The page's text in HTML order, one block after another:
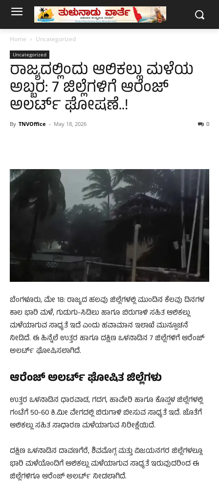
Home Uncategorized
Uncategorized
ರಾಜ್ಯದಲ್ಲಿಂದು ಆಲಿಕಲ್ಲು ಮಳೆಯ
ಅಬ್ಬರ: 7 ಜಿಲ್ಲೆಗಳಿಗೆ ಆರೆಂಜ್
ಅಲರ್ಟ್ ಘೋಷಣೆ..!
By TNVOffice - May 18, 2026 0
ಬೆಂಗಳೂರು, ಮೇ 18: ರಾಜ್ಯದ ಹಲವು ಜಿಲ್ಲೆಗಳಲ್ಲಿ ಮುಂದಿನ ಕೆಲವು ದಿನಗಳ
ಕಾಲ ಭಾರಿ ಮಳೆ, ಗುಡುಗು-ಸಿಡಿಲು ಹಾಗೂ ಬಿರುಗಾಳಿ ಸಹಿತ ಆಲಿಕಲ್ಲು
ಮಳೆಯಾಗುವ ಸಾಧ್ಯತೆ ಇದೆ ಎಂದು ಹವಾಮಾನ ಇಲಾಖೆ ಮುನ್ಸೂಚನೆ
ನೀಡಿದೆ. ಈ ಹಿನ್ನೆಲೆ ಉತ್ತರ ಹಾಗೂ ದಕ್ಷಿಣ ಒಳನಾಡಿನ 7 ಜಿಲ್ಲೆಗಳಿಗೆ ಆರೆಂಜ್
ಅಲರ್ಟ್ ಘೋಷಿಸಲಾಗಿದೆ.
ಆರೆಂಜ್ ಅಲರ್ಟ್ ಘೋಷಿತ ಜಿಲ್ಲೆಗಳು
ಉತ್ತರ ಒಳನಾಡಿನ ಧಾರವಾಡ, ಗದಗ, ಹಾವೇರಿ ಹಾಗೂ ಕೊಪ್ಪಳ ಜಿಲ್ಲೆಗಳಲ್ಲಿ
ಗಂಟೆಗೆ 50-60 ಕಿ.ಮೀ ವೇಗದಲ್ಲಿ ಬಿರುಗಾಳಿ ಬೀಸುವ ಸಾಧ್ಯತೆ ಇದೆ. ಜೊತೆಗೆ
ಆಲಿಕಲ್ಲು ಸಹಿತ ಸಾಧಾರಣ ಮಳೆಯಾಗುವ ನಿರೀಕ್ಷೆಯಿದೆ.
ದಕ್ಷಿಣ ಒಳನಾಡಿನ ದಾವಣಗೆರೆ, ಶಿವಮೊಗ್ಗ ಮತ್ತು ವಿಜಯನಗರ ಜಿಲ್ಲೆಗಳಲ್ಲೂ
ಭಾರಿ ಮಳೆಯೊಂದಿಗೆ ಆಲಿಕಲ್ಲು ಮಳೆಯಾಗುವ ಸಾಧ್ಯತೆ ಇರುವುದರಿಂದ ಈ
ಜಿಲ್ಲೆಗಳಿಗೂ ಆರೆಂಜ್ ಅಲರ್ಟ್ ನೀಡಲಾಗಿದೆ.